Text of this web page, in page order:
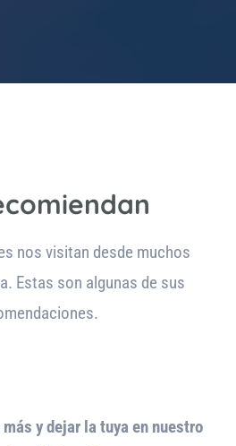
nos visitan desde muchos
Estas son algunas de sus
y dejar la tuya en nuestro